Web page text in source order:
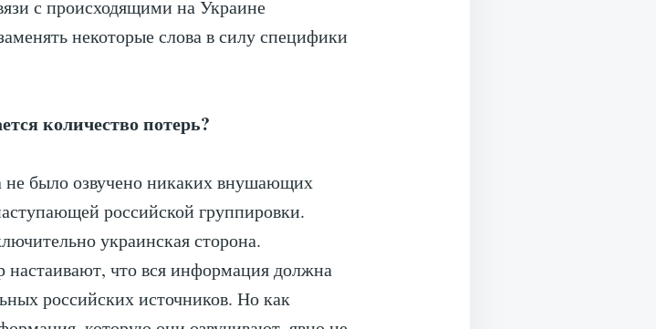
с происходящими на Украине
некоторые слова в силу специфики
количество потерь?
было озвучено никаких внушающих
российской группировки.
украинская сторона.
настаивают, что вся информация должна
российских источников. Но как